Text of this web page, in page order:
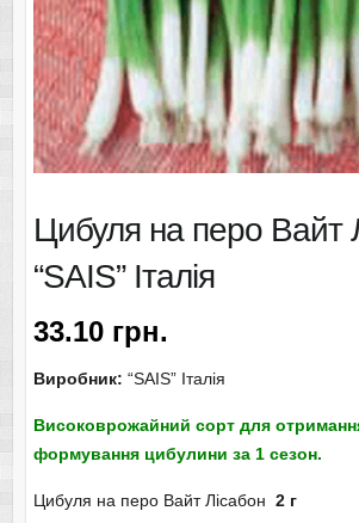
Цибуля на перо Вайт
“SAIS” Італія
33.10 грн.
Виробник: “SAIS” Італія
Високоврожайний сорт для
формування цибулини за 1 сезон.
Цибуля на перо Вайт Лісабон 2 г